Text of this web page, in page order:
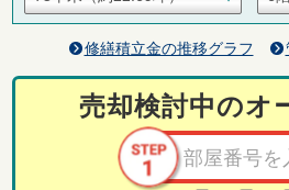
修繕積立金の推移グラフ
売却検討中のオ